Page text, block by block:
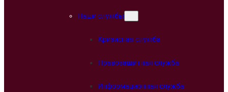
Наши службы
Кризисная служба
Правозащитная служба
Информационная служба